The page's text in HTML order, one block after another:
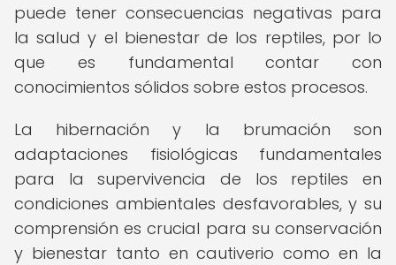
puede tener consecuencias negativas para
la salud y el bienestar de los reptiles, por lo
que es fundamental contar con
conocimientos sólidos sobre estos procesos.
La hibernación y la brumación son
adaptaciones fisiológicas fundamentales
para la supervivencia de los reptiles en
condiciones ambientales desfavorables, y su
comprensión es crucial para su conservación
y bienestar tanto en cautiverio como en la